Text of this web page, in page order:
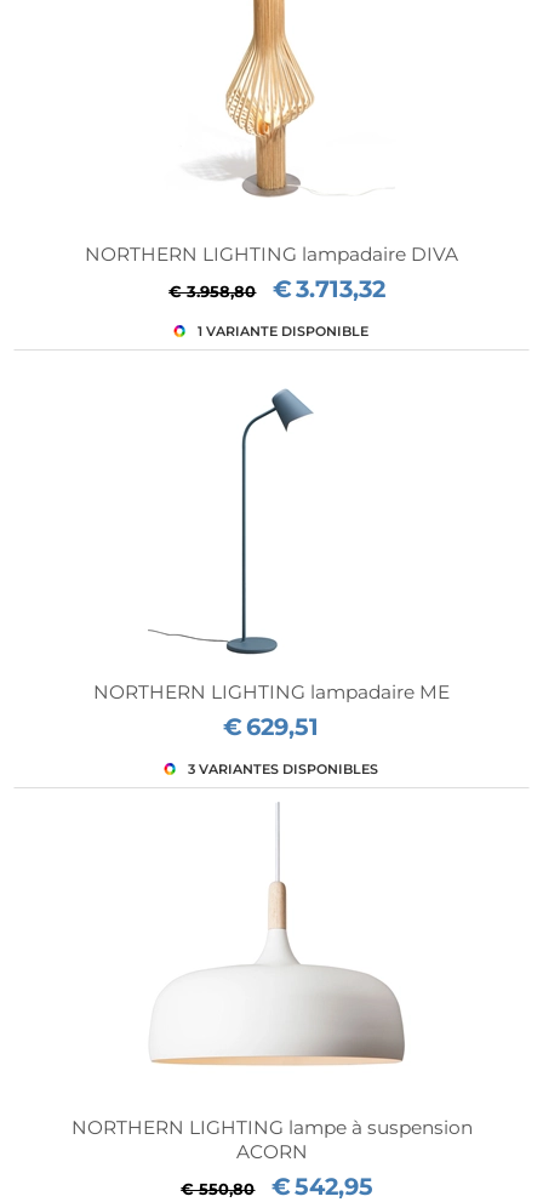
NORTHERN LIGHTING lampadaire DIVA
€ 3.958,80 €3.713,32
NORTHERN LIGHTING lampadaire ME
€629,51
NORTHERN LIGHTING lampe à suspension
ACORN
€ 550,80 €542,95